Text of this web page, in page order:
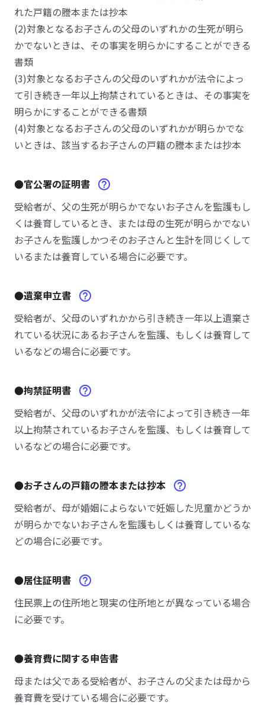
れた戸籍の謄本または抄本
(2)対象となるお子さんの父母のいずれかの生死が明ら
かでないときは、その事実を明らかにすることができる
書類
(3)対象となるお子さんの父母のいずれかが法令によっ
て引き続き一年以上拘禁されているときは、その事実を
明らかにすることができる書類
(4)対象となるお子さんの父母のいずれかが明らかでな
いときは、該当するお子さんの戸籍の謄本または抄本
●官公署の証明書
受給者が、父の生死が明らかでないお子さんを監護もし
くは養育しているとき、または母の生死が明らかでない
お子さんを監護しかつそのお子さんと生計を同じくして
いるまたは養育している場合に必要です。
●遺棄申立書
受給者が、父母のいずれかから引き続き一年以上遺棄さ
れている状況にあるお子さんを監護、もしくは養育して
いるなどの場合に必要です。
●拘禁証明書
受給者が、父母のいずれかが法令によって引き続き一年
以上拘禁されているお子さんを監護、もしくは養育して
いるなどの場合に必要です。
●お子さんの戸籍の謄本または抄本
受給者が、母が婚姻によらないで妊娠した児童かどうか
が明らかでないお子さんを監護もしくは養育しているな
どの場合に必要です。
●居住証明書
住民票上の住所地と現実の住所地とが異なっている場合
に必要です。
●養育費に関する申告書
母または父である受給者が、お子さんの父または母から
養育費を受けている場合に必要です。